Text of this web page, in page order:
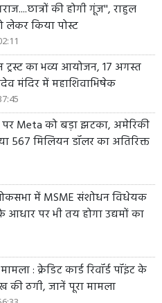
की होगी गूंज'', राहुल
लेकर किया पोस्ट
ट्रस्ट का भव्य आयोजन, 17 अगस्त
मंदिर में महाशिवाभिषेक
पर Meta को बड़ा झटका, अमेरिकी
567 मिलियन डॉलर का अतिरिक्त
में MSME संशोधन विधेयक
आधार पर भी तय होगा उद्यमों का
: क्रेडिट कार्ड रिवॉर्ड पॉइंट के
की ठगी, जानें पूरा मामला